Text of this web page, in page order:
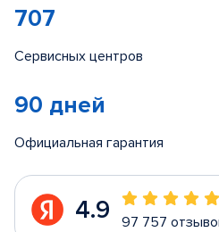
707
Сервисных центров
90 дней
Официальная гарантия
4.9 97 757